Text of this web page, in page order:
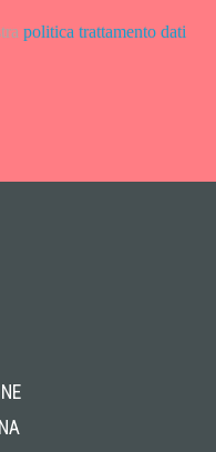
politica trattamento dati